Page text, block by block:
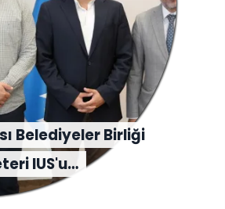
Belediyeler Birliği
IUS'u…